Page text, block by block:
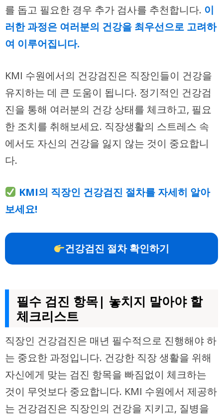
를 돕고 필요한 경우 추가 검사를 추천합니다. 이
러한 과정은 여러분의 건강을 최우선으로 고려하
여 이루어집니다.
KMI 수원에서의 건강검진은 직장인들이 건강을
유지하는 데 큰 도움이 됩니다. 정기적인 건강검
진을 통해 여러분의 건강 상태를 체크하고, 필요
한 조치를 취해보세요. 직장생활의 스트레스 속
에서도 자신의 건강을 잃지 않는 것이 중요합니
다.
KMI의 직장인 건강검진 절차를 자세히 알아
보세요!
건강검진 절차 확인하기
필수 검진 항목| 놓치지 말아야 할
체크리스트
직장인 건강검진은 매년 필수적으로 진행해야 하
는 중요한 과정입니다. 건강한 직장 생활을 위해
자신에게 맞는 검진 항목을 빠짐없이 체크하는
것이 무엇보다 중요합니다. KMI 수원에서 제공하
는 건강검진은 직장인의 건강을 지키고, 질병을